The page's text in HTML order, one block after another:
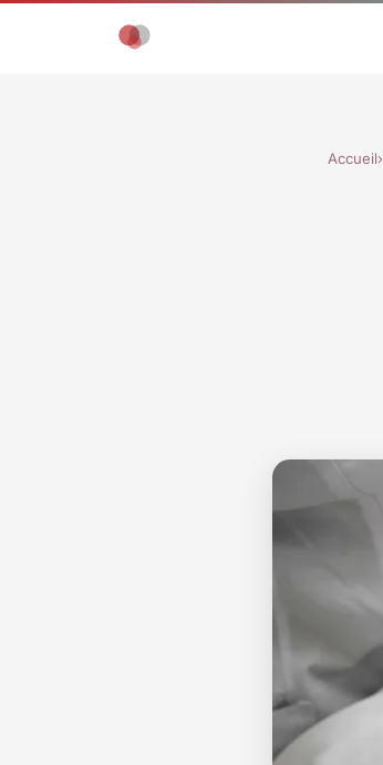
Accueil›